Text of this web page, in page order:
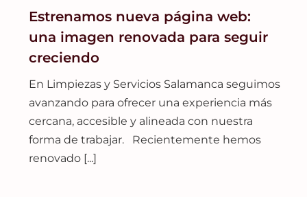
Estrenamos nueva página web:
una imagen renovada para seguir
creciendo
En Limpiezas y Servicios Salamanca seguimos
avanzando para ofrecer una experiencia más
cercana, accesible y alineada con nuestra
forma de trabajar. Recientemente hemos
renovado [...]